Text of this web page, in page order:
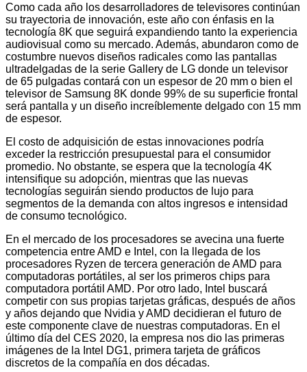
Como cada año los desarrolladores de televisores continúan
su trayectoria de innovación, este año con énfasis en la
tecnología 8K que seguirá expandiendo tanto la experiencia
audiovisual como su mercado. Además, abundaron como de
costumbre nuevos diseños radicales como las pantallas
ultradelgadas de la serie Gallery de LG donde un televisor
de 65 pulgadas contará con un espesor de 20 mm o bien el
televisor de Samsung 8K donde 99% de su superficie frontal
será pantalla y un diseño increíblemente delgado con 15 mm
de espesor.
El costo de adquisición de estas innovaciones podría
exceder la restricción presupuestal para el consumidor
promedio. No obstante, se espera que la tecnología 4K
intensifique su adopción, mientras que las nuevas
tecnologías seguirán siendo productos de lujo para
segmentos de la demanda con altos ingresos e intensidad
de consumo tecnológico.
En el mercado de los procesadores se avecina una fuerte
competencia entre AMD e Intel, con la llegada de los
procesadores Ryzen de tercera generación de AMD para
computadoras portátiles, al ser los primeros chips para
computadora portátil AMD. Por otro lado, Intel buscará
competir con sus propias tarjetas gráficas, después de años
y años dejando que Nvidia y AMD decidieran el futuro de
este componente clave de nuestras computadoras. En el
último día del CES 2020, la empresa nos dio las primeras
imágenes de la Intel DG1, primera tarjeta de gráficos
discretos de la compañía en dos décadas.